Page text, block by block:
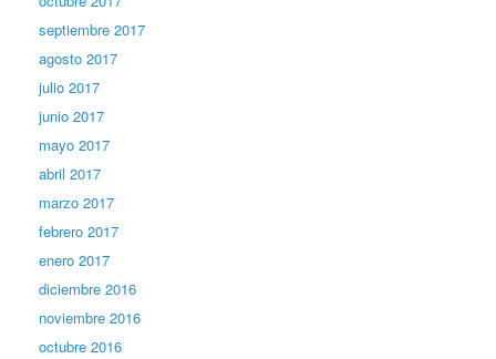
septiembre 2017
agosto 2017
julio 2017
junio 2017
mayo 2017
abril 2017
marzo 2017
febrero 2017
enero 2017
diciembre 2016
noviembre 2016
octubre 2016